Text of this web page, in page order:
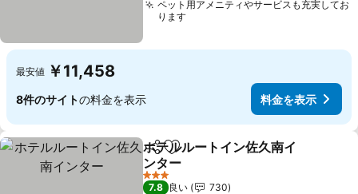
ペット用アメニティやサービスも充実してお
ります
最安値 ￥11,458
8件のサイトの料金を表示 料金を表示
シェアお気に入りに追加
ホテルルートイン佐久南イ
ンター
料金を表示
3 ホテルのランク
7.8 良い
730